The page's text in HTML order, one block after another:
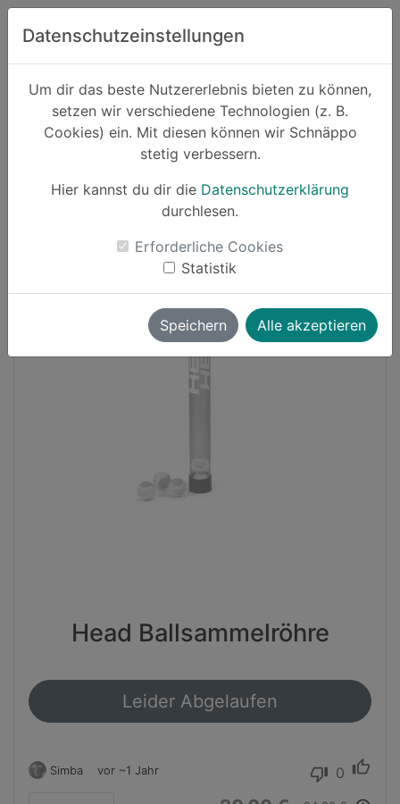
Zum Hauptinhalt springen
Datenschutzeinstellungen
Um dir das beste Nutzererlebnis bieten zu können,
setzen wir verschiedene Technologien (z. B.
Cookies) ein. Mit diesen können wir Schnäppo
stetig verbessern.
Hier kannst du dir die Datenschutzerklärung
durchlesen.
Erforderliche Cookies
Statistik
Speichern Alle akzeptieren
Suchen
Schnäppchen Sport und Freizeit
-19%
Head Ballsammelröhre
Leider Abgelaufen
Simba vor ~1 Jahr thumb_down 0 thumb_up